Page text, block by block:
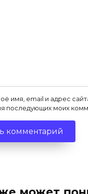
имя, email и адрес
последующих моих